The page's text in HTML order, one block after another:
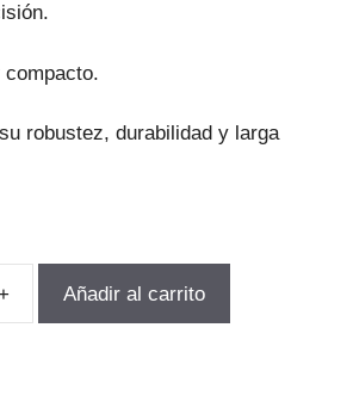
compacto.
robustez, durabilidad y larga
TOMA
Añadir al carrito